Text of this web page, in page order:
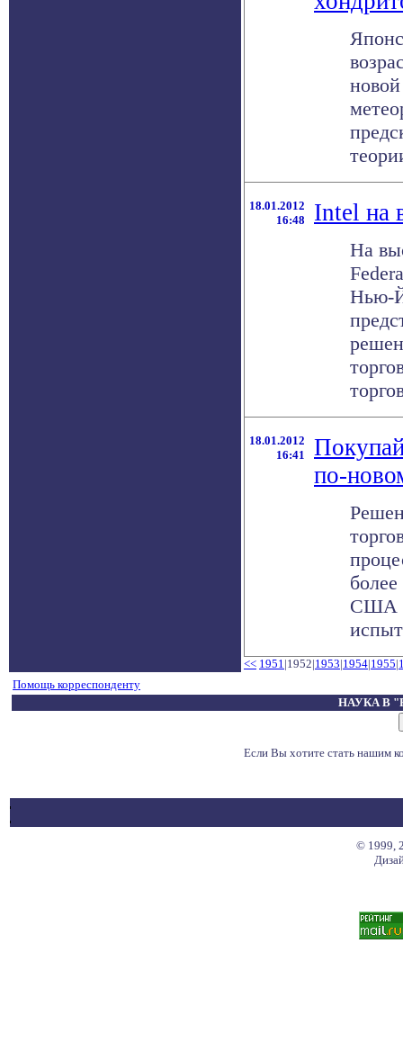
18.01.2012
16:48
Intel на
На
Нью-
18.01.2012
16:41
по-
США
<< 1951|1952|1953|1954|1955|
Помощь корреспонденту
НАУКА В
Если Вы хотите стать нашим
© 1999,